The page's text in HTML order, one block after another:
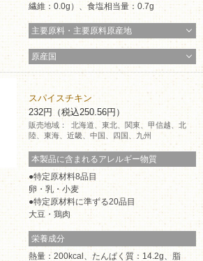
繊維：0.0g）、食塩相当量：0.7g
主要原料・主要原料原産地
原産国
スパイスチキン
232円（税込250.56円）
販売地域：
北海道、東北、関東、甲信越、北
陸、東海、近畿、中国、四国、九州
本製品に含まれるアレルギー物質
特定原材料8品目
卵・乳・小麦
特定原材料に準ずる20品目
大豆・鶏肉
栄養成分
熱量：200kcal、たんぱく質：14.2g、脂